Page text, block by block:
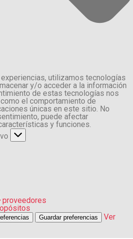
utilizamos tecnologías
y/o acceder a la información
de estas tecnologías nos
el comportamiento de
únicas en este sitio. No
puede afectar
y funciones.
proveedores
Guardar preferencias
Ver